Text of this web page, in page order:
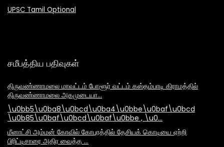
UPSC Tamil Optional
சமீபத்திய பதிவுகள்
திருவண்ணாமலை மாவட்டம் போளூர் வட்டம் கஸ்தம்பாடி கிராமத்தில்
திருவண்ணாமலை அகமுடையா…
\u0bb5\u0ba8\u0bcd\u0ba4\u0bbe\u0baf\u0bcd
\u0b85\u0baf\u0bcd\u0baf\u0bbe , \u0…
மீனாட்சி அம்மன் கோவில் கோபுரத்தில் தேசியக் கொடியை ஏற்றி
பிரிட்டிசாரை அதிர வைத்த …